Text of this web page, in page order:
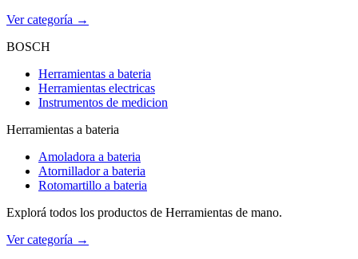
Ver categoría →
BOSCH
Herramientas a bateria
Herramientas electricas
Instrumentos de medicion
Herramientas a bateria
Amoladora a bateria
Atornillador a bateria
Rotomartillo a bateria
Explorá todos los productos de Herramientas de mano.
Ver categoría →